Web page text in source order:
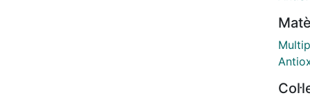
vivo.